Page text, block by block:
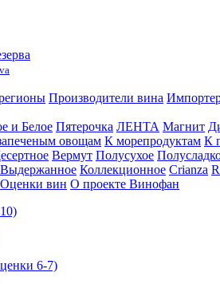
Производители вина
и Белое Пятерочка ЛЕНТА Магнит
овощам К морепродуктам К
Вермут Полусухое
Выдержанное Коллекционное Crianza
Оценки вин О проекте Винофан
6-7)